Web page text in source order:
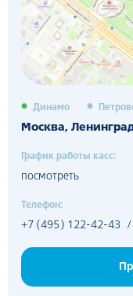
Динамо
Москва,
График работы касс:
посмотреть
Телефон:
+7 (495) 122-42-43 /